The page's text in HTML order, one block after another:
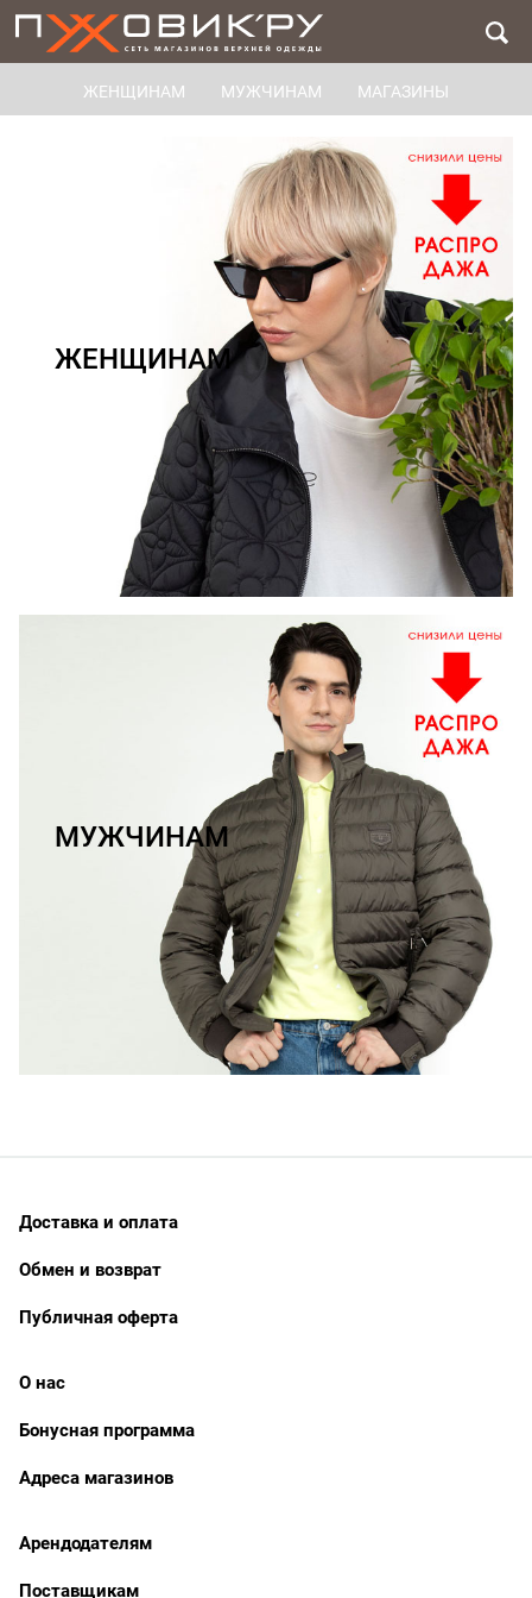
ЖЕНЩИНАМ МУЖЧИНАМ МАГАЗИНЫ
ЖЕНЩИНАМ
МУЖЧИНАМ
Доставка и оплата
Обмен и возврат
Публичная оферта
О нас
Бонусная программа
Адреса магазинов
Арендодателям
Поставщикам